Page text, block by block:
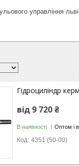
управління
Гідроциліндр
від 9 720 ₴
В наявності Оптом і в
4351 (50-00)